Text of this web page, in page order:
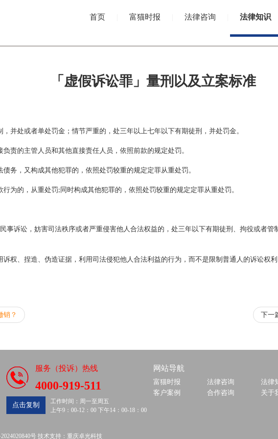
首页 富猫时报 法律咨询 法律知识
「虚假诉讼罪」量刑以及立案标准
并处或者单处罚金；情节严重的，处三年以上七年以下有期徒刑，并处罚金。
责的主管人员和其他直接责任人员，依照前款的规定处罚。
务，又构成其他犯罪的，依照处罚较重的规定定罪从重处罚。
行为的，从重处罚; 同时构成其他犯罪的，依照处罚较重的规定定罪从重处罚。
事诉讼，妨害司法秩序或者严重侵害他人合法权益的，处三年以下有期徒刑、拘役或者
权、捏造、伪造证据，利用司法侵犯他人合法利益的行为，而不是限制普通人的诉讼权
销？ 下一
服务（投诉）热线
4000-919-511
点击复制
工作时间：周一至周五
上午9：00-12：00 下午14：00-18：00
网站导航
富猫时报 法律咨询
法律
客户案例
合作咨询 关于
号 技术支持： 重庆卓光科技